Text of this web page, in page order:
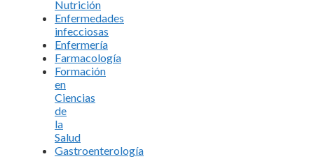
Nutrición
Enfermedades
infecciosas
Enfermería
Farmacología
Formación
en
Ciencias
de
la
Salud
Gastroenterología